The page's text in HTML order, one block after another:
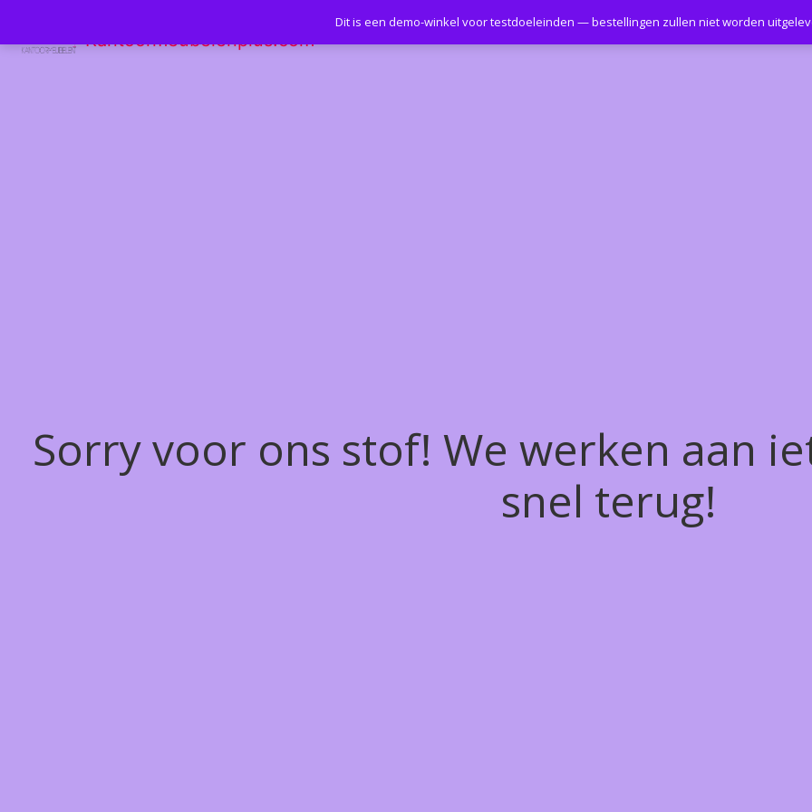
Kantoormeubelenplus.com
Sorry voor ons stof! We werken aan
snel terug!
Dit is een demo-winkel voor testdoeleinden — bestellingen zullen niet worden